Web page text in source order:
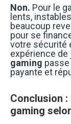
Non. Pour le
lents,
beaucoup
pour se
votre sécurité
expérience de
gaming
payante et
Conclusion :
gaming